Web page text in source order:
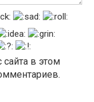
в этом